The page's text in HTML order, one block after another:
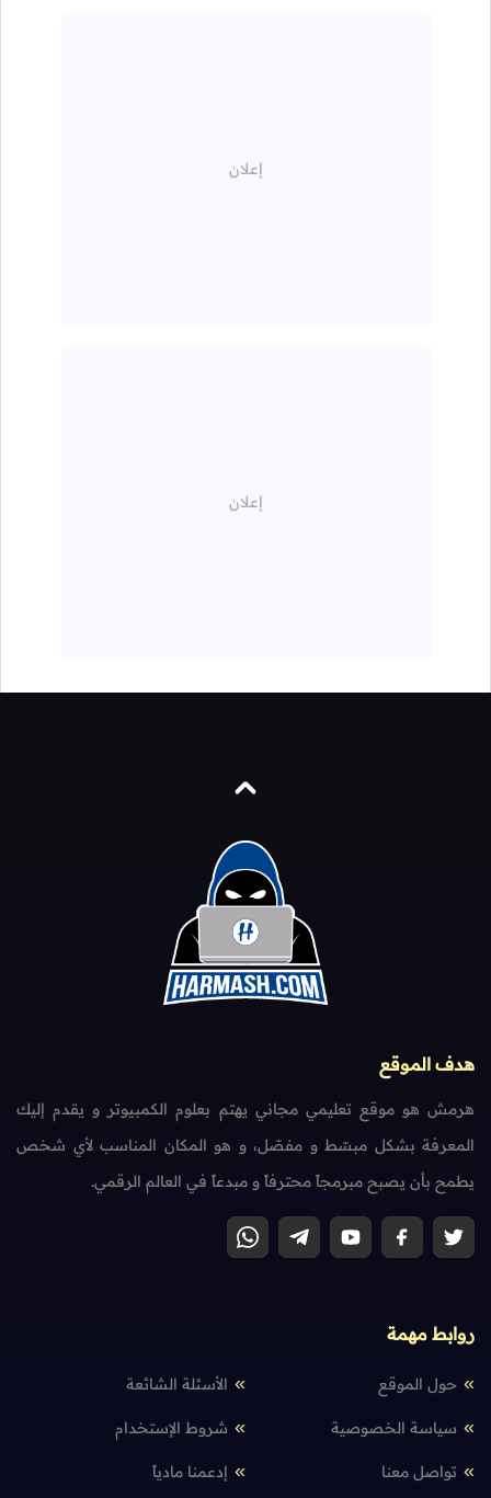
هدف الموقع
هرمش هو موقع تعليمي مجاني يهتم بعلوم الكمبيوتر و يقدم إليك
المعرفة بشكل مبسّط و مفصّل، و هو المكان المناسب لأي شخص
يطمح بأن يصبح مبرمجاً محترفاً و مبدعاً في العالم الرقمي.
روابط مهمة
حول الموقع الأسئلة الشائعة
سياسة الخصوصية شروط الإستخدام
تواصل معنا إدعمنا مادياً